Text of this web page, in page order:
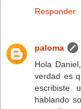
Responder
paloma
Hola
verdad es
escribiste
hablando